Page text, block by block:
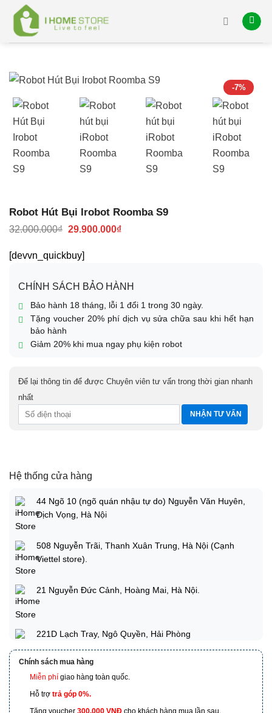
content
-7%
Robot Hút Bụi Irobot Roomba S9
32.000.000₫ Giá
32.000.000₫.
29.900.000₫Giá
[devvn_quickbuy]
CHÍNH SÁCH BẢO HÀNH
Bảo hành 18 tháng, lỗi 1 đổi 1 trong 30 ngày.
Tặng voucher 20% phí dịch vụ sửa chữa sau khi hết hạn
bảo hành
Giảm 20% khi mua ngay phụ kiện robot
Để lại thông tin để được Chuyên viên tư vấn trong thời gian nhanh
nhất
Hệ thống cửa hàng
44 Ngõ 10 (ngõ quán nhậu tự do) Nguyễn Văn Huyên,
Dịch Vọng, Hà Nội
508 Nguyễn Trãi, Thanh Xuân Trung, Hà Nội (Cạnh
Viettel store).
21 Nguyễn Đức Cảnh, Hoàng Mai, Hà Nội.
221D Lạch Tray, Ngô Quyền, Hải Phòng
173 Nguyễn Thái Bình, Phường 4, Quận Tân Bình, Hồ
Chí Minh
Chính sách mua hàng
Miễn phí giao hàng toàn quốc.
Hỗ trợ trả góp 0%.
Tặng voucher 300.000 VNĐ cho khách hàng mua lần sau.